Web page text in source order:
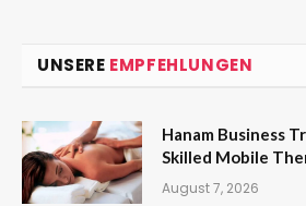
UNSERE EMPFEHLUNGEN
Hanam Business
Skilled Mobile
August 7, 2026